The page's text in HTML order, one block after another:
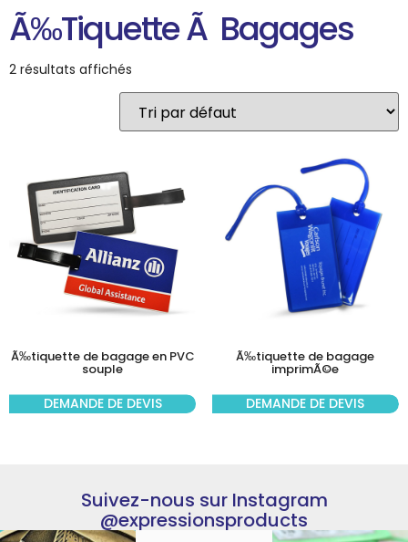
Ã‰tiquette Ã Bagages
2 résultats affichés
Ã‰tiquette de bagage en PVC
souple
DEMANDE DE DEVIS
Ã‰tiquette de bagage
imprimÃ©e
DEMANDE DE DEVIS
Suivez-nous sur Instagram
@expressionsproducts